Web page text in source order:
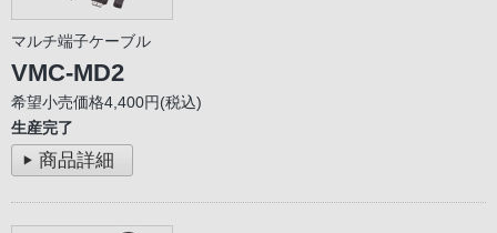
マルチ端子ケーブル
VMC-MD2
希望小売価格4,400円(税込)
生産完了
商品詳細